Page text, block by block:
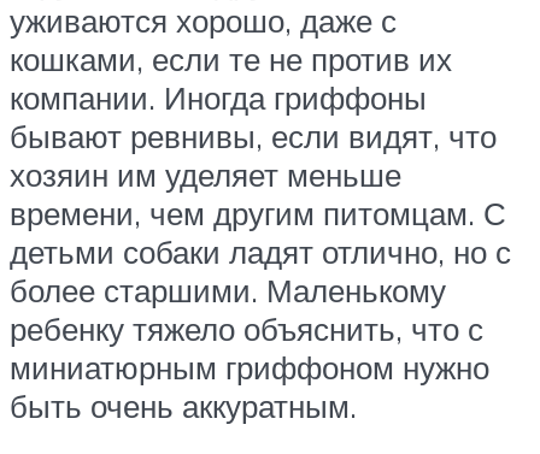
уживаются хорошо, даже с
кошками, если те не против их
компании. Иногда гриффоны
бывают ревнивы, если видят, что
хозяин им уделяет меньше
времени, чем другим питомцам. С
детьми собаки ладят отлично, но с
более старшими. Маленькому
ребенку тяжело объяснить, что с
миниатюрным гриффоном нужно
быть очень аккуратным.